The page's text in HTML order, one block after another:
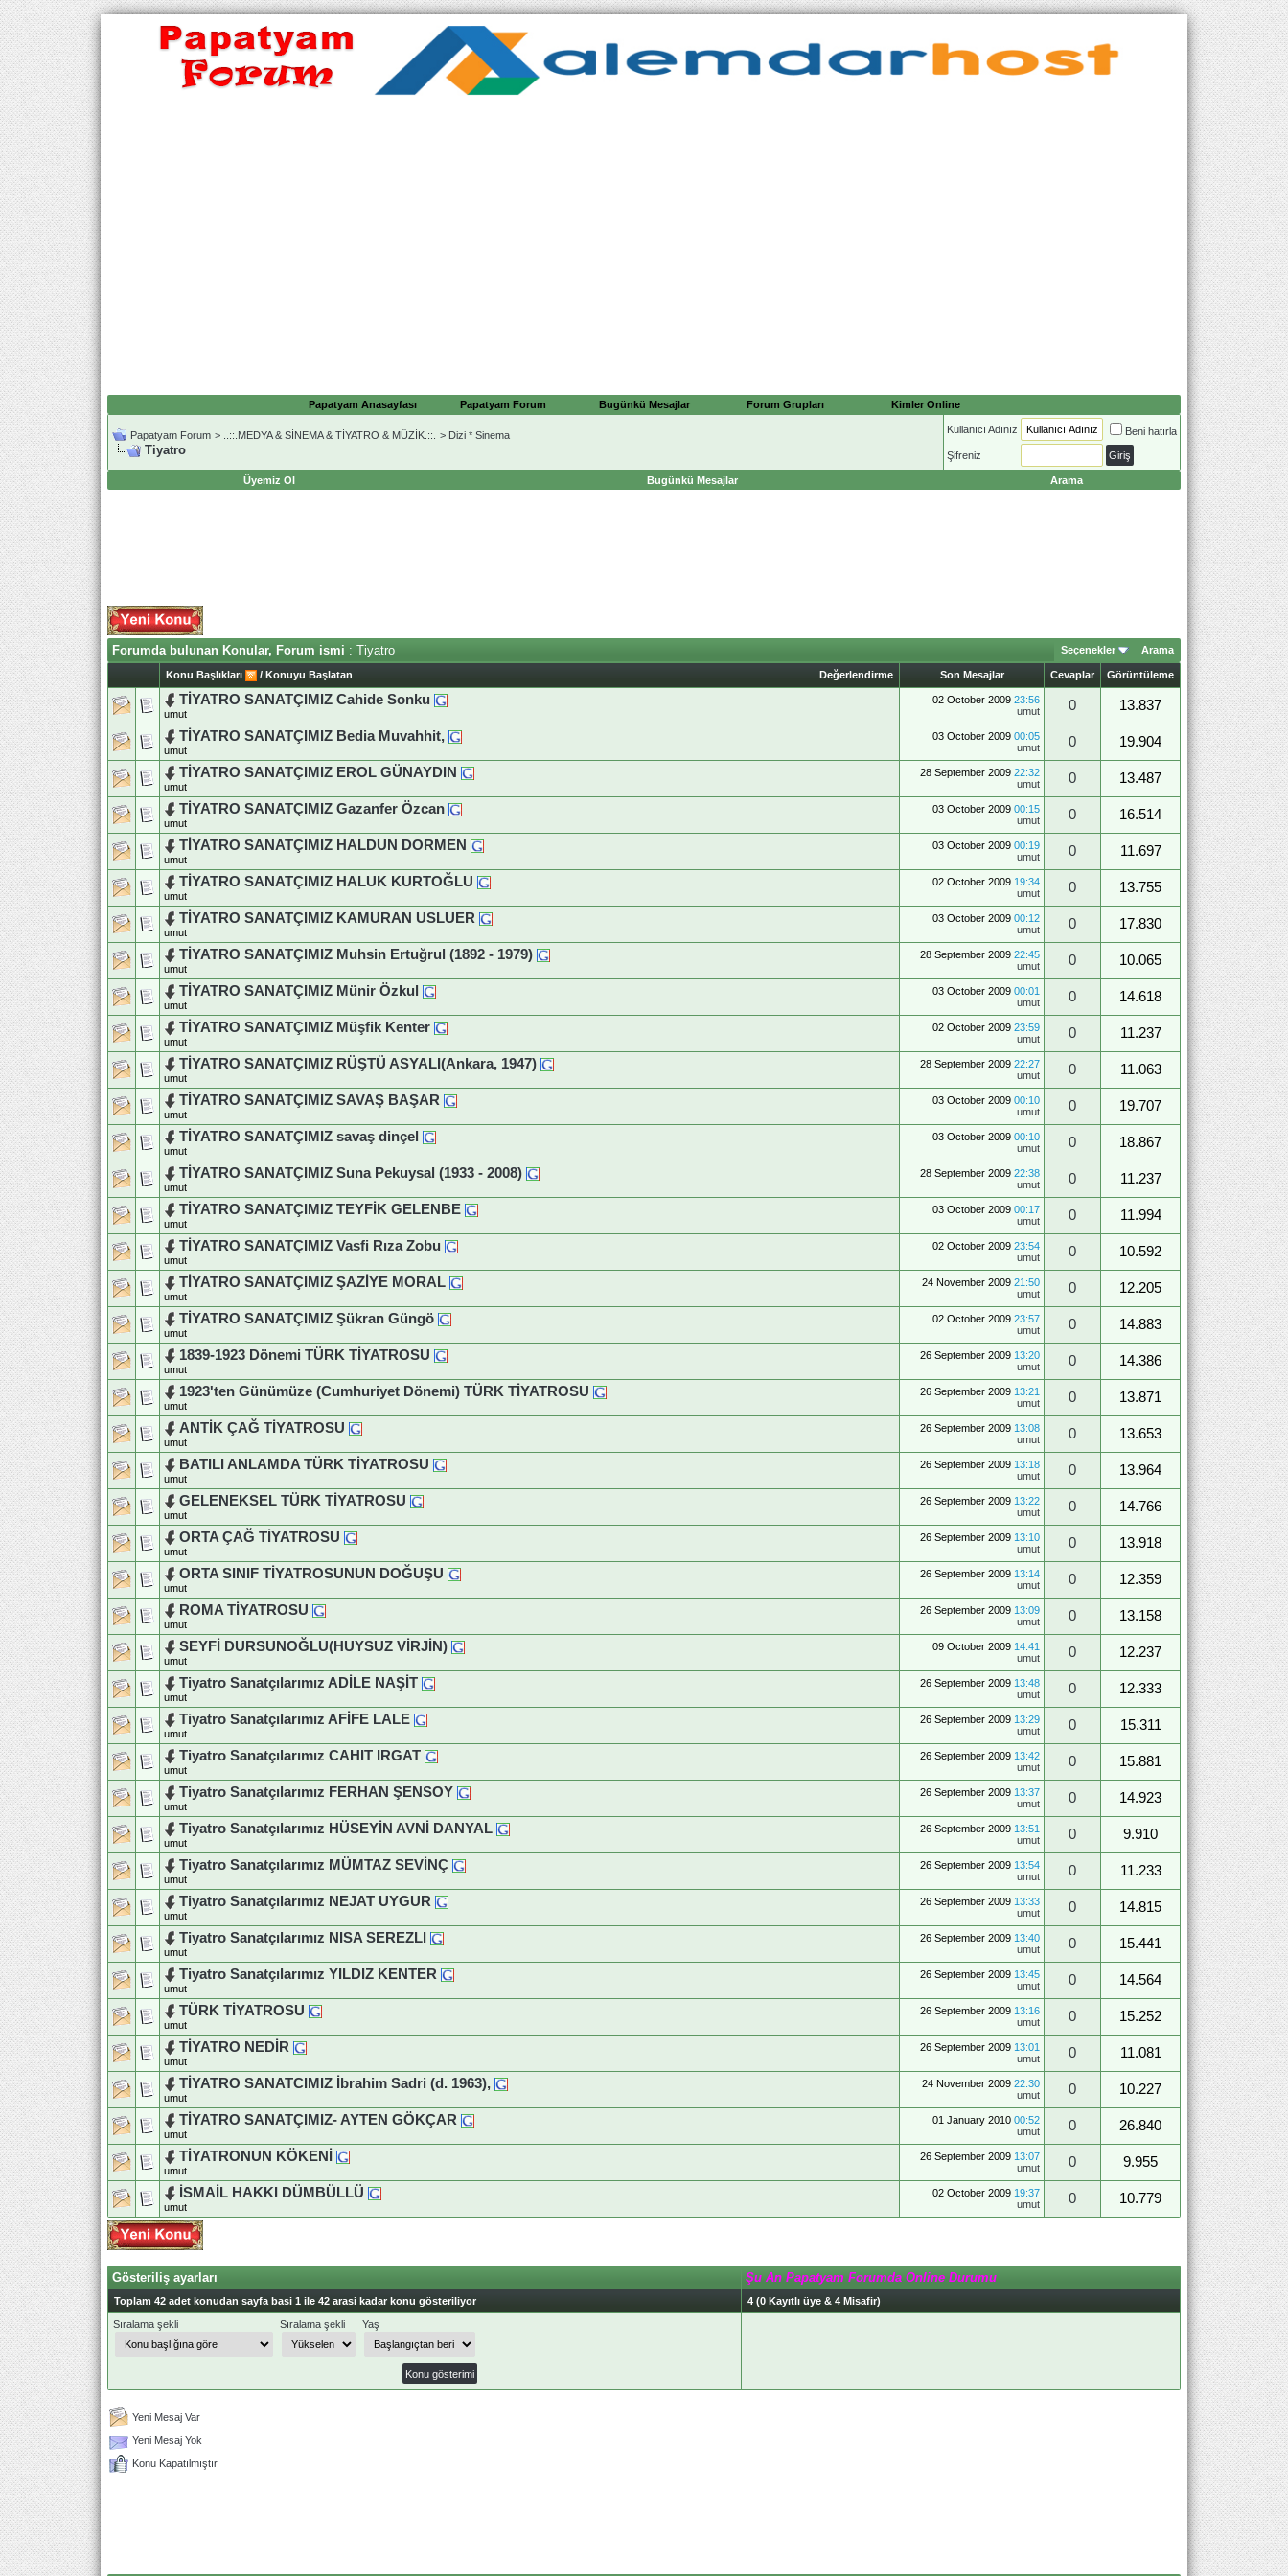
Papatyam Anasayfası Papatyam Forum Bugünkü Mesajlar Forum Grupları Kimler Online
Papatyam Forum > ..::.MEDYA & SİNEMA & TİYATRO & MÜZİK.::. > Dizi * Sinema
Tiyatro
Kullanıcı Adınız Beni hatırla
Şifreniz
Üyemiz Ol Bugünkü Mesajlar Arama
Forumda bulunan Konular, Forum ismi : Tiyatro Seçenekler Arama
Değerlendirme
Konu Başlıkları / Konuyu Başlatan Son Mesajlar Cevaplar Görüntüleme
TİYATRO SANATÇIMIZ Cahide Sonku
umut
02 October 2009 23:56
umut
0
13.837
TİYATRO SANATÇIMIZ Bedia Muvahhit,
umut
03 October 2009 00:05
umut
0
19.904
TİYATRO SANATÇIMIZ EROL GÜNAYDIN
umut
28 September 2009 22:32
umut
0
13.487
TİYATRO SANATÇIMIZ Gazanfer Özcan
umut
03 October 2009 00:15
umut
0
16.514
TİYATRO SANATÇIMIZ HALDUN DORMEN
umut
03 October 2009 00:19
umut
0
11.697
TİYATRO SANATÇIMIZ HALUK KURTOĞLU
umut
02 October 2009 19:34
umut
0
13.755
TİYATRO SANATÇIMIZ KAMURAN USLUER
umut
03 October 2009 00:12
umut
0
17.830
TİYATRO SANATÇIMIZ Muhsin Ertuğrul (1892 - 1979)
umut
28 September 2009 22:45
umut
0
10.065
TİYATRO SANATÇIMIZ Münir Özkul
umut
03 October 2009 00:01
umut
0
14.618
TİYATRO SANATÇIMIZ Müşfik Kenter
umut
02 October 2009 23:59
umut
0
11.237
TİYATRO SANATÇIMIZ RÜŞTÜ ASYALI(Ankara, 1947)
umut
28 September 2009 22:27
umut
0
11.063
TİYATRO SANATÇIMIZ SAVAŞ BAŞAR
umut
03 October 2009 00:10
umut
0
19.707
TİYATRO SANATÇIMIZ savaş dinçel
umut
03 October 2009 00:10
umut
0
18.867
TİYATRO SANATÇIMIZ Suna Pekuysal (1933 - 2008)
umut
28 September 2009 22:38
umut
0
11.237
TİYATRO SANATÇIMIZ TEYFİK GELENBE
umut
03 October 2009 00:17
umut
0
11.994
TİYATRO SANATÇIMIZ Vasfi Rıza Zobu
umut
02 October 2009 23:54
umut
0
10.592
TİYATRO SANATÇIMIZ ŞAZİYE MORAL
umut
24 November 2009 21:50
umut
0
12.205
TİYATRO SANATÇIMIZ Şükran Güngö
umut
02 October 2009 23:57
umut
0
14.883
1839-1923 Dönemi TÜRK TİYATROSU
umut
26 September 2009 13:20
umut
0
14.386
1923'ten Günümüze (Cumhuriyet Dönemi) TÜRK TİYATROSU
umut
26 September 2009 13:21
umut
0
13.871
ANTİK ÇAĞ TİYATROSU
umut
26 September 2009 13:08
umut
0
13.653
BATILI ANLAMDA TÜRK TİYATROSU
umut
26 September 2009 13:18
umut
0
13.964
GELENEKSEL TÜRK TİYATROSU
umut
26 September 2009 13:22
umut
0
14.766
ORTA ÇAĞ TİYATROSU
umut
26 September 2009 13:10
umut
0
13.918
ORTA SINIF TİYATROSUNUN DOĞUŞU
umut
26 September 2009 13:14
umut
0
12.359
ROMA TİYATROSU
umut
26 September 2009 13:09
umut
0
13.158
SEYFİ DURSUNOĞLU(HUYSUZ VİRJİN)
umut
09 October 2009 14:41
umut
0
12.237
Tiyatro Sanatçılarımız ADİLE NAŞİT
umut
26 September 2009 13:48
umut
0
12.333
Tiyatro Sanatçılarımız AFİFE LALE
umut
26 September 2009 13:29
umut
0
15.311
Tiyatro Sanatçılarımız CAHIT IRGAT
umut
26 September 2009 13:42
umut
0
15.881
Tiyatro Sanatçılarımız FERHAN ŞENSOY
umut
26 September 2009 13:37
umut
0
14.923
Tiyatro Sanatçılarımız HÜSEYİN AVNİ DANYAL
umut
26 September 2009 13:51
umut
0
9.910
Tiyatro Sanatçılarımız MÜMTAZ SEVİNÇ
umut
26 September 2009 13:54
umut
0
11.233
Tiyatro Sanatçılarımız NEJAT UYGUR
umut
26 September 2009 13:33
umut
0
14.815
Tiyatro Sanatçılarımız NISA SEREZLI
umut
26 September 2009 13:40
umut
0
15.441
Tiyatro Sanatçılarımız YILDIZ KENTER
umut
26 September 2009 13:45
umut
0
14.564
TÜRK TİYATROSU
umut
26 September 2009 13:16
umut
0
15.252
TİYATRO NEDİR
umut
26 September 2009 13:01
umut
0
11.081
TİYATRO SANATCIMIZ İbrahim Sadri (d. 1963),
umut
24 November 2009 22:30
umut
0
10.227
TİYATRO SANATÇIMIZ- AYTEN GÖKÇAR
umut
01 January 2010 00:52
umut
0
26.840
TİYATRONUN KÖKENİ
umut
26 September 2009 13:07
umut
0
9.955
İSMAİL HAKKI DÜMBÜLLÜ
umut
02 October 2009 19:37
umut
0 10.779
Gösteriliş ayarları Şu An Papatyam Forumda Online Durumu
Toplam 42 adet konudan sayfa basi 1 ile 42 arasi kadar konu gösteriliyor
4 (0 Kayıtlı üye & 4 Misafir)
Sıralama şekli
Sıralama şekli Yaş
Yeni Mesaj Var
Yeni Mesaj Yok
Konu Kapatılmıştır